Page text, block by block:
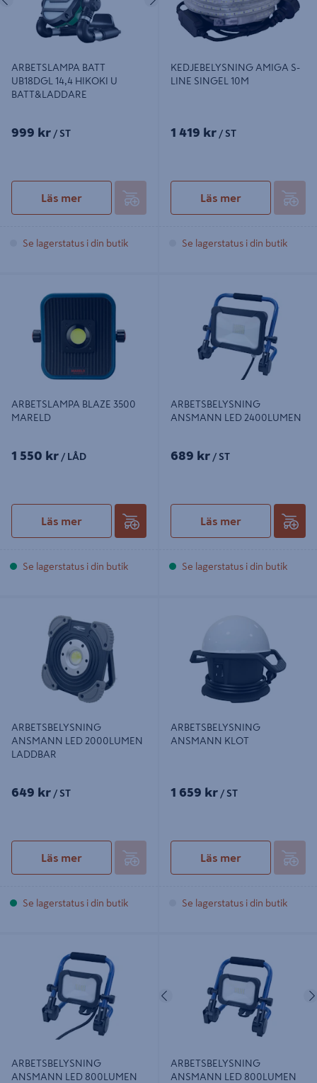
ARBETSLAMPA BATT
UB18DGL 14,4 HIKOKI U
BATT&LADDARE
999 kr / ST
Läs mer
Se lagerstatus i din butik
KEDJEBELYSNING AMIGA S-
LINE SINGEL 10M
1 419 kr / ST
Läs mer
Se lagerstatus i din butik
ARBETSLAMPA BLAZE 3500
MARELD
1 550 kr / LÅD
Läs mer
Se lagerstatus i din butik
LED 2400LUMEN
ARBETSBELYSNING
ANSMANN LED 2400LUMEN
689 kr / ST
Läs mer
Se lagerstatus i din butik
LED 2000LUMEN LADDBAR
ARBETSBELYSNING
ANSMANN LED 2000LUMEN
LADDBAR
649 kr / ST
Läs mer
Se lagerstatus i din butik
ARBETSBELYSNING
ANSMANN KLOT
1 659 kr / ST
Läs mer
Se lagerstatus i din butik
LED 800LUMEN
ARBETSBELYSNING
ANSMANN LED 800LUMEN
LED 800LUMEN LADDBAR
Föregående
ARBETSBELYSNING
ANSMANN LED 800LUMEN